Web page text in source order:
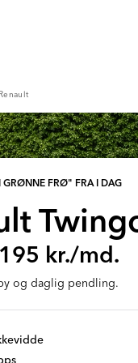
Renault
GRØNNE FRØ" FRA I DAG
kr./md.
og daglig pendling.